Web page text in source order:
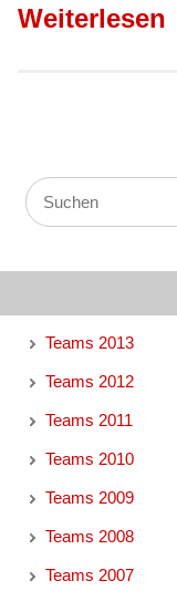
Weiterlesen
Teams 2013
Teams 2012
Teams 2011
Teams 2010
Teams 2009
Teams 2008
Teams 2007